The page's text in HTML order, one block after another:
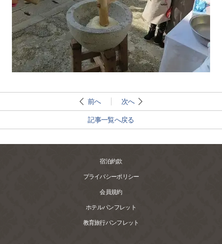
前へ 次へ
記事一覧へ戻る
宿泊約款
プライバシーポリシー
会員規約
ホテルパンフレット
教育旅行パンフレット